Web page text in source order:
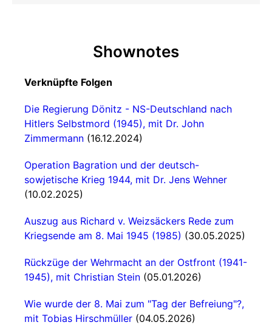
Shownotes
Verknüpfte Folgen
Die Regierung Dönitz - NS-Deutschland nach
Hitlers Selbstmord (1945), mit Dr. John
Zimmermann (16.12.2024)
Operation Bagration und der deutsch-
sowjetische Krieg 1944, mit Dr. Jens Wehner
(10.02.2025)
Auszug aus Richard v. Weizsäckers Rede zum
Kriegsende am 8. Mai 1945 (1985) (30.05.2025)
Rückzüge der Wehrmacht an der Ostfront (1941-
1945), mit Christian Stein (05.01.2026)
Wie wurde der 8. Mai zum "Tag der Befreiung"?,
mit Tobias Hirschmüller (04.05.2026)